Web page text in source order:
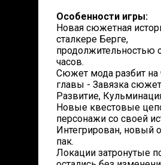
Особенности игры:
Новая сюжетная
сталкере Берге,
продолжительностью
часов.
Сюжет мода разбит на
главы - Завязка
Развитие,
Новые квестовые
персонажи со своей
Интегрирован, новый
пак.
Локации затронутые